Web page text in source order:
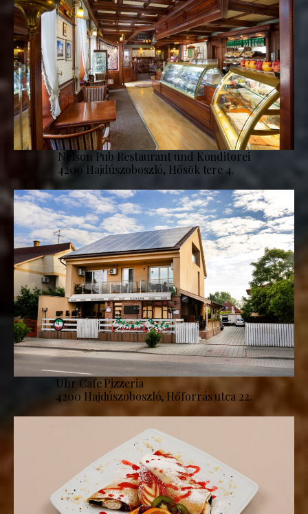
Nelson Pub Restaurant und Konditorei
4200 Hajdúszoboszló, Hősök tere 4.
Uhr Cafe Pizzeria
4200 Hajdúszoboszló, Hőforrás utca 22.